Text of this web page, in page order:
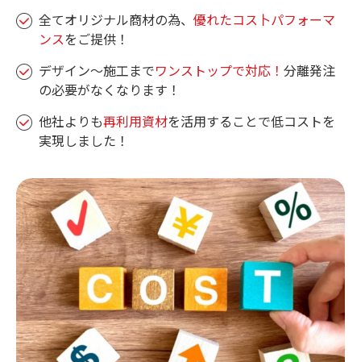
全てオリジナル商材の為、 優れたコス卜パフォーマ
ンスをご提供！
デザイン〜施工までワンストップで対応！ 分離発注
の必要がなくなります！
他社よりも再利用資材を活用することで低コストを
実現しました！